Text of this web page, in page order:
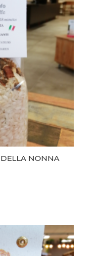
NONNA